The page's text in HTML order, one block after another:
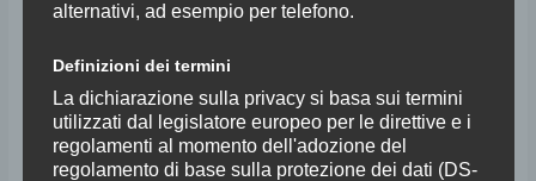
Accademia Malaspina 2024
Formazione 2024,News/setticlavio
alternativi, ad esempio per telefono.
Definizioni dei termini
La dichiarazione sulla privacy si basa sui termini
utilizzati dal legislatore europeo per le direttive e i
regolamenti al momento dell'adozione del
regolamento di base sulla protezione dei dati (DS-